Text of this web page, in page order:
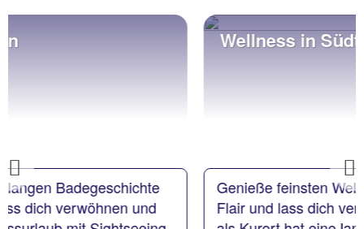
Previous
Genieße feinsten Wellnessurlaub im italienischen
Flair und lass dich verwöhnen. Vor allem Meran